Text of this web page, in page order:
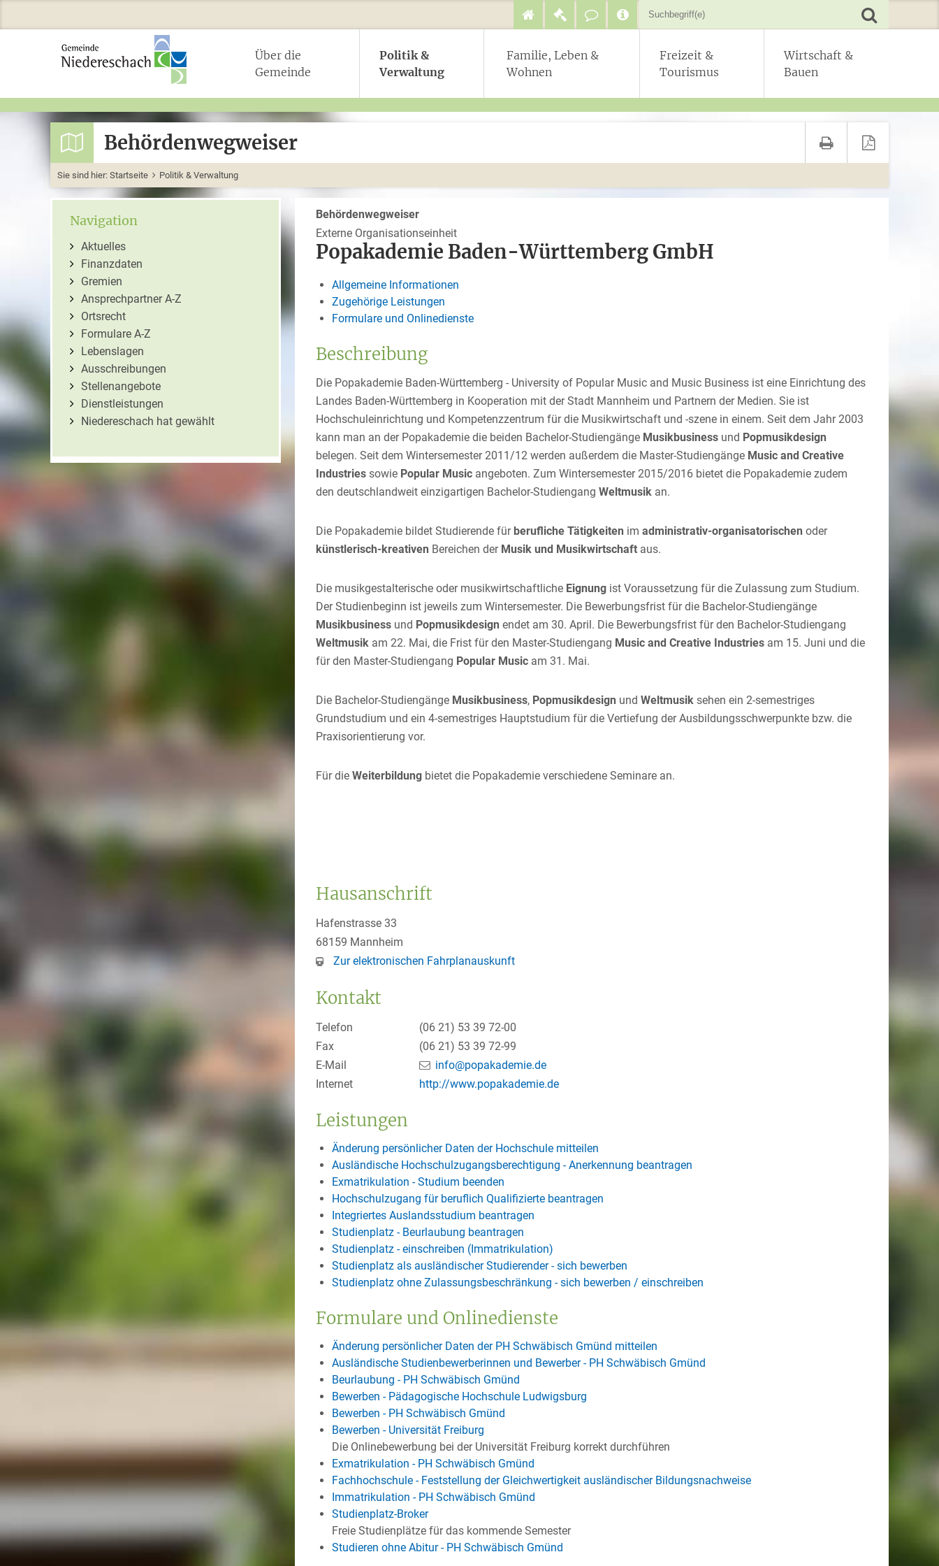
Über die
Gemeinde
Politik &
Verwaltung
Familie, Leben &
Wohnen
Freizeit &
Tourismus
Wirtschaft &
Bauen
Behördenwegweiser
Sie sind hier: Startseite Politik & Verwaltung
Navigation
Aktuelles
Finanzdaten
Gremien
Ansprechpartner A-Z
Ortsrecht
Formulare A-Z
Lebenslagen
Ausschreibungen
Stellenangebote
Dienstleistungen
Niedereschach hat gewählt
Behördenwegweiser
Externe Organisationseinheit
Popakademie Baden-Württemberg GmbH
Allgemeine Informationen
Zugehörige Leistungen
Formulare und Onlinedienste
Beschreibung
Die Popakademie Baden-Württemberg - University of Popular Music and Music Business ist eine Einrichtung des
Landes Baden-Württemberg in Kooperation mit der Stadt Mannheim und Partnern der Medien. Sie ist
Hochschuleinrichtung und Kompetenzzentrum für die Musikwirtschaft und -szene in einem. Seit dem Jahr 2003
kann man an der Popakademie die beiden Bachelor-Studiengänge Musikbusiness und Popmusikdesign
belegen. Seit dem Wintersemester 2011/12 werden außerdem die Master-Studiengänge Music and Creative
Industries sowie Popular Music angeboten. Zum Wintersemester 2015/2016 bietet die Popakademie zudem
den deutschlandweit einzigartigen Bachelor-Studiengang Weltmusik an.
Die Popakademie bildet Studierende für berufliche Tätigkeiten im administrativ-organisatorischen oder
künstlerisch-kreativen Bereichen der Musik und Musikwirtschaft aus.
Die musikgestalterische oder musikwirtschaftliche Eignung ist Voraussetzung für die Zulassung zum Studium.
Der Studienbeginn ist jeweils zum Wintersemester. Die Bewerbungsfrist für die Bachelor-Studiengänge
Musikbusiness und Popmusikdesign endet am 30. April. Die Bewerbungsfrist für den Bachelor-Studiengang
Weltmusik am 22. Mai, die Frist für den Master-Studiengang Music and Creative Industries am 15. Juni und die
für den Master-Studiengang Popular Music am 31. Mai.
Die Bachelor-Studiengänge Musikbusiness, Popmusikdesign und Weltmusik sehen ein 2-semestriges
Grundstudium und ein 4-semestriges Hauptstudium für die Vertiefung der Ausbildungsschwerpunkte bzw. die
Praxisorientierung vor.
Für die Weiterbildung bietet die Popakademie verschiedene Seminare an.
Hausanschrift
Hafenstrasse 33
68159 Mannheim
Zur elektronischen Fahrplanauskunft
Kontakt
Telefon (06 21) 53 39 72-00
Fax
(06 21) 53 39 72-99
E-Mail
info@popakademie.de
Internet
http://www.popakademie.de
Leistungen
Änderung persönlicher Daten der Hochschule mitteilen
Ausländische Hochschulzugangsberechtigung - Anerkennung beantragen
Exmatrikulation - Studium beenden
Hochschulzugang für beruflich Qualifizierte beantragen
Integriertes Auslandsstudium beantragen
Studienplatz - Beurlaubung beantragen
Studienplatz - einschreiben (Immatrikulation)
Studienplatz als ausländischer Studierender - sich bewerben
Studienplatz ohne Zulassungsbeschränkung - sich bewerben / einschreiben
Formulare und Onlinedienste
Änderung persönlicher Daten der PH Schwäbisch Gmünd mitteilen
Ausländische Studienbewerberinnen und Bewerber - PH Schwäbisch Gmünd
Beurlaubung - PH Schwäbisch Gmünd
Bewerben - Pädagogische Hochschule Ludwigsburg
Bewerben - PH Schwäbisch Gmünd
Bewerben - Universität Freiburg
Die Onlinebewerbung bei der Universität Freiburg korrekt durchführen
Exmatrikulation - PH Schwäbisch Gmünd
Fachhochschule - Feststellung der Gleichwertigkeit ausländischer Bildungsnachweise
Immatrikulation - PH Schwäbisch Gmünd
Studienplatz-Broker
Freie Studienplätze für das kommende Semester
Studieren ohne Abitur - PH Schwäbisch Gmünd